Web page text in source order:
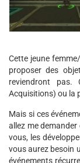
Cette jeune
proposer des
reviendront pas.
Acquisitions) ou la
Mais si ces
allez me
vous, les
vous aurez besoin
événements